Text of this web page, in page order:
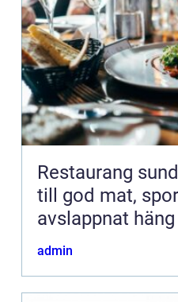
Restaurang
till god mat,
avslappnat häng
admin